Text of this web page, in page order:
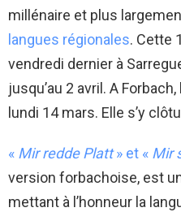
millénaire et plus
langues régionales. Cette
vendredi dernier à
jusqu’au 2 avril. A
lundi 14 mars. Elle s’y
« Mir redde Platt» et « Mir
version forbachoise, est
mettant à l’honneur la